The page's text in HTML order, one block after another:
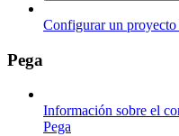
Configurar un
Pega
Información sobre el
Pega